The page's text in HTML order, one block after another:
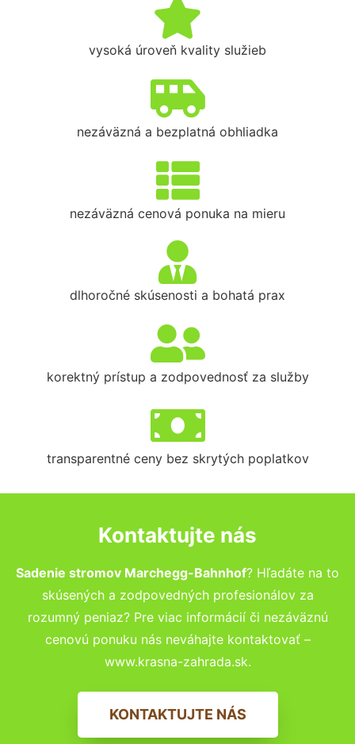
vysoká úroveň kvality služieb
nezáväzná a bezplatná obhliadka
nezáväzná cenová ponuka na mieru
dlhoročné skúsenosti a bohatá prax
korektný prístup a zodpovednosť za služby
transparentné ceny bez skrytých poplatkov
Kontaktujte nás
Sadenie stromov Marchegg-Bahnhof? Hľadáte na to
skúsených a zodpovedných profesionálov za
rozumný peniaz? Pre viac informácií či nezáväznú
cenovú ponuku nás neváhajte kontaktovať –
www.krasna-zahrada.sk.
KONTAKTUJTE NÁS